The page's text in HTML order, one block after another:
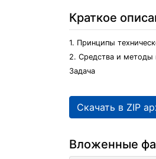
Краткое
1. Принципы
2. Средства и методы
Задача
Скачать в ZIP
Вложенные